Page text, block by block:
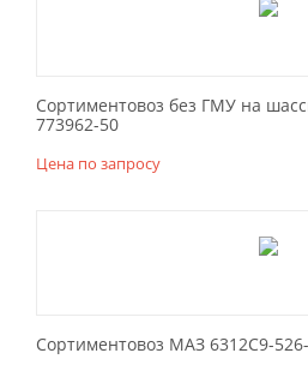
Сортиментовоз без ГМУ на
773962-50
Цена по запросу
Сортиментовоз МАЗ 6312С9-